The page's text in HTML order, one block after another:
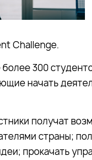
Challenge.
300
начать
получат
страны;
прокачать